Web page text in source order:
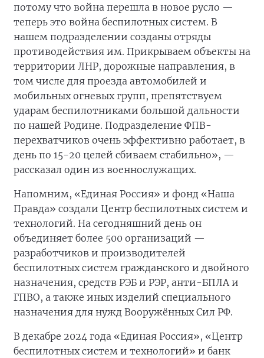
потому что война перешла в новое русло —
теперь это война беспилотных систем. В
нашем подразделении созданы отряды
противодействия им. Прикрываем объекты на
территории ЛНР, дорожные направления, в
том числе для проезда автомобилей и
мобильных огневых групп, препятствуем
ударам беспилотниками большой дальности
по нашей Родине. Подразделение ФПВ-
перехватчиков очень эффективно работает, в
день по 15-20 целей сбиваем стабильно», —
рассказал один из военнослужащих.
Напомним, «Единая Россия» и фонд «Наша
Правда» создали Центр беспилотных систем и
технологий. На сегодняшний день он
объединяет более 500 организаций —
разработчиков и производителей
беспилотных систем гражданского и двойного
назначения, средств РЭБ и РЭР, анти-БПЛА и
ГПВО, а также иных изделий специального
назначения для нужд Вооружённых Сил РФ.
В декабре 2024 года «Единая Россия», «Центр
беспилотных систем и технологий» и банк